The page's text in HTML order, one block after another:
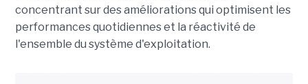
concentrant sur des améliorations qui optimisent les
performances quotidiennes et la réactivité de
l'ensemble du système d'exploitation.